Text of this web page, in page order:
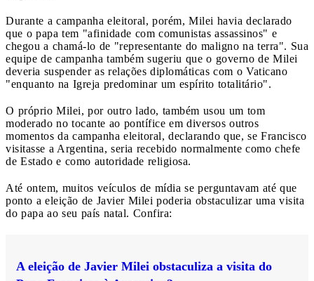
Durante a campanha eleitoral, porém, Milei havia declarado
que o papa tem "afinidade com comunistas assassinos" e
chegou a chamá-lo de "representante do maligno na terra". Sua
equipe de campanha também sugeriu que o governo de Milei
deveria suspender as relações diplomáticas com o Vaticano
"enquanto na Igreja predominar um espírito totalitário".
O próprio Milei, por outro lado, também usou um tom
moderado no tocante ao pontífice em diversos outros
momentos da campanha eleitoral, declarando que, se Francisco
visitasse a Argentina, seria recebido normalmente como chefe
de Estado e como autoridade religiosa.
Até ontem, muitos veículos de mídia se perguntavam até que
ponto a eleição de Javier Milei poderia obstaculizar uma visita
do papa ao seu país natal. Confira:
A eleição de Javier Milei obstaculiza a visita do